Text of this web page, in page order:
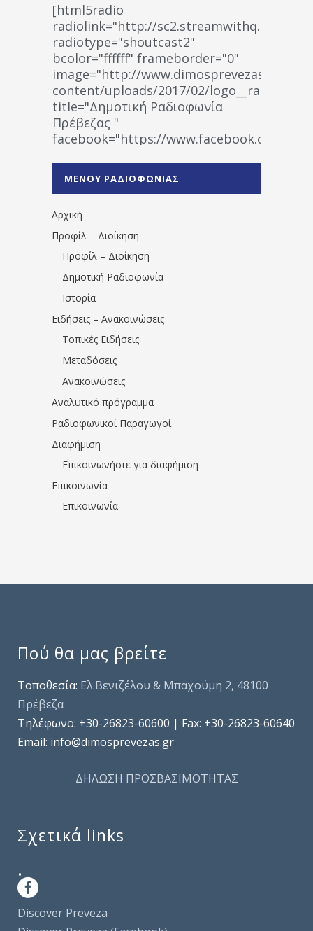
[html5radio
radiolink="http://
radiotype="shoutcast2"
bcolor="ffffff" frameborder="0"
image="http://www.dimosprevezas.gr/wp-
content/uploads/2017/02/
title="Δημοτική Ραδιοφωνία
Πρέβεζας "
facebook="https://www.facebook.com/
1531194763766854/" artist="" ]
ΜΕΝΟΥ ΡΑΔΙΟΦΩΝΙΑΣ
Αρχική
Προφίλ – Διοίκηση
Προφίλ – Διοίκηση
Δημοτική Ραδιοφωνία
Ιστορία
Ειδήσεις – Ανακοινώσεις
Τοπικές Ειδήσεις
Μεταδόσεις
Ανακοινώσεις
Αναλυτικό πρόγραμμα
Ραδιοφωνικοί Παραγωγοί
Διαφήμιση
Επικοινωνήστε για διαφήμιση
Επικοινωνία
Επικοινωνία
Πού θα μας βρείτε
Τοποθεσία: Ελ.Βενιζέλου & Μπαχούμη 2, 48100
Πρέβεζα
Τηλέφωνo: +30-26823-60600 | Fax: +30-26823-60640
Email: info@dimosprevezas.gr
ΔΗΛΩΣΗ ΠΡΟΣΒΑΣΙΜΟΤΗΤΑΣ
Σχετικά links
.
Discover Preveza